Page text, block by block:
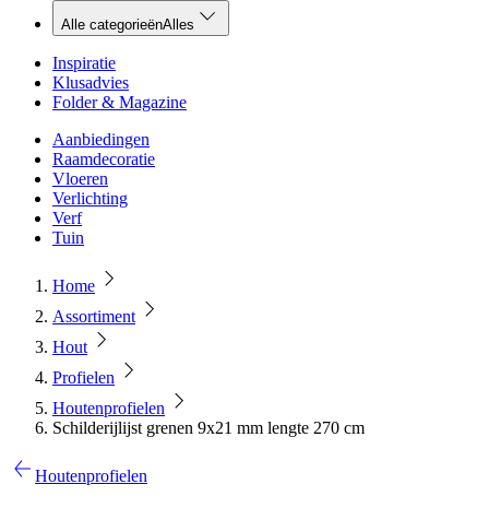
Alle categorieënAlles
Inspiratie
Klusadvies
Folder & Magazine
Aanbiedingen
Raamdecoratie
Vloeren
Verlichting
Verf
Tuin
Home
Assortiment
Hout
Profielen
Houtenprofielen
Schilderijlijst grenen 9x21 mm lengte 270 cm
Houtenprofielen